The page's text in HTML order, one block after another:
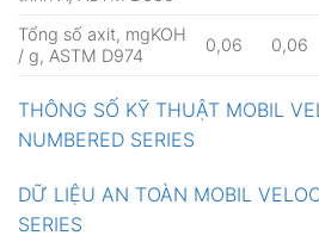
Tổng số axit, mgKOH
/ g, ASTM D974
0,06 0,06
THÔNG SỐ KỸ THUẬT MOBIL
NUMBERED SERIES
DỮ LIỆU AN TOÀN MOBIL
SERIES